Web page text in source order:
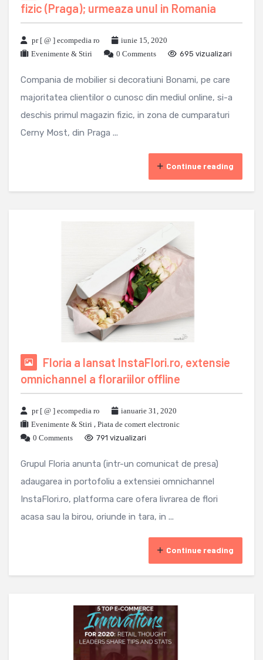
fizic (Praga); urmeaza unul in Romania
pr [ @ ] ecompedia ro
iunie 15, 2020
Evenimente & Stiri
0 Comments 695 vizualizari
Compania de mobilier si decoratiuni Bonami, pe care
majoritatea clientilor o cunosc din mediul online, si-a
deschis primul magazin fizic, in zona de cumparaturi
Cerny Most, din Praga ...
Continue reading
Floria a lansat InstaFlori.ro, extensie
omnichannel a florariilor offline
pr [ @ ] ecompedia ro
ianuarie 31, 2020
Evenimente & Stiri , Piata de comert electronic
0 Comments
791 vizualizari
Grupul Floria anunta (intr-un comunicat de presa)
adaugarea in portofoliu a extensiei omnichannel
InstaFlori.ro, platforma care ofera livrarea de flori
acasa sau la birou, oriunde in tara, in ...
Continue reading